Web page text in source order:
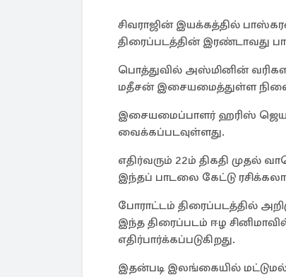
சிவராஜின் இயக்கத்தில்
திரைப்படத்தின் இரண்டாவது
பொத்துவில் அஸ்மினின்
மதீசன் இசையமைத்துள்ள
இசையமைப்பாளர் ஹரிஸ்
வைக்கப்படவுள்ளது.
எதிர்வரும் 22ம் திகதி
இந்தப் பாடலை கேட்டு
போராட்டம் திரைப்படத்தில்
இந்த திரைப்படம் ஈழ
எதிர்பார்க்கப்படுகிறது.
இதன்படி இலங்கையில் மட்டுமல்ல